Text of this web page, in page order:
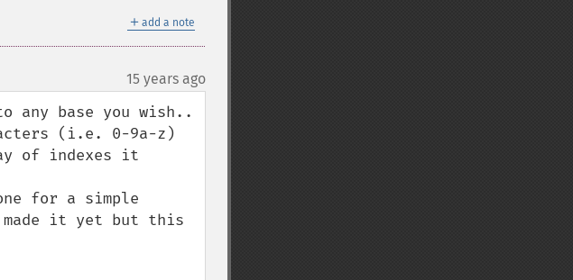
＋ add a note
15 years ago
any base you wish..
(i.e. 0-9a-z)
of indexes it
for a simple
made it yet but this